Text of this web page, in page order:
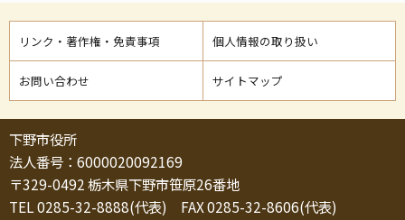
リンク・著作権・免責事項 個人情報の取り扱い
お問い合わせ サイトマップ
下野市役所
法人番号：6000020092169
〒329-0492 栃木県下野市笹原26番地
TEL 0285-32-8888(代表) FAX 0285-32-8606(代表)